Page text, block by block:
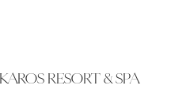
RESORT & SPA